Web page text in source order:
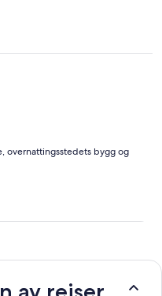
overnattingsstedets bygg og